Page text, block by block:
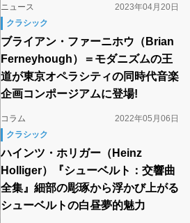
ニュース
2023年04月20日
クラシック
ブライアン・ファーニホウ（Brian
Ferneyhough）＝モダニズムの王
道が東京オペラシティの同時代音楽
企画コンポージアムに登場!
コラム
2022年05月06日
クラシック
ハインツ・ホリガー（Heinz
Holliger）『シューベルト：交響曲
全集』細部の彫琢から浮かび上がる
シューベルトの白昼夢的魅力